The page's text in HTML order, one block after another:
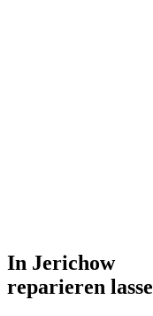
In Jerichow
reparieren